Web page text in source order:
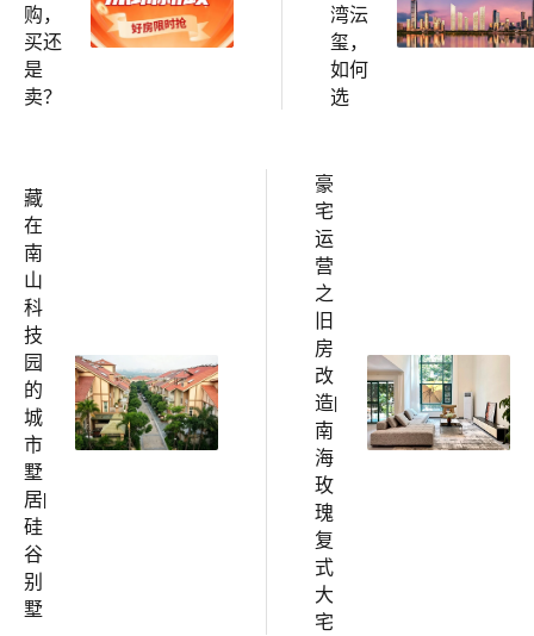
购，
买还
是
卖？
湾沄
玺，
如何
选
藏
在
南
山
科
技
园
的
城
市
墅
居|
硅
谷
别
墅
豪
宅
运
营
之
旧
房
改
造|
南
海
玫
瑰
复
式
大
宅